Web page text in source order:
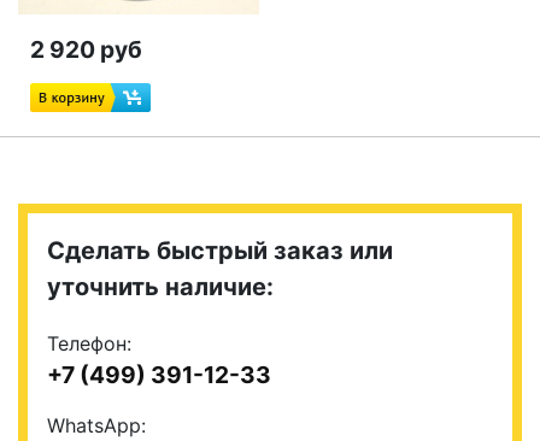
2 920 руб
Сделать быстрый заказ или
уточнить наличие:
Телефон:
+7 (499) 391-12-33
WhatsApp: